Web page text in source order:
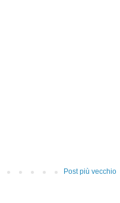
Post più vecchio